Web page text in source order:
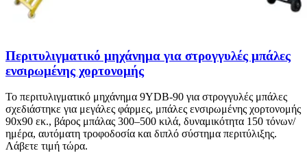
Περιτυλιγματικό μηχάνημα για στρογγυλές μπάλες
ενσιρωμένης χορτονομής
Το περιτυλιγματικό μηχάνημα 9YDB-90 για στρογγυλές μπάλες
σχεδιάστηκε για μεγάλες φάρμες, μπάλες ενσιρωμένης χορτονομής
90x90 εκ., βάρος μπάλας 300–500 κιλά, δυναμικότητα 150 τόνων/
ημέρα, αυτόματη τροφοδοσία και διπλό σύστημα περιτύλιξης.
Λάβετε τιμή τώρα.